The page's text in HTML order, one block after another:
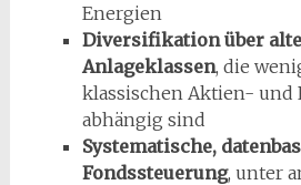
Energien
Diversifikation über
Anlageklassen, die
klassischen Aktien- und
abhängig sind
Systematische,
Fondssteuerung, unter